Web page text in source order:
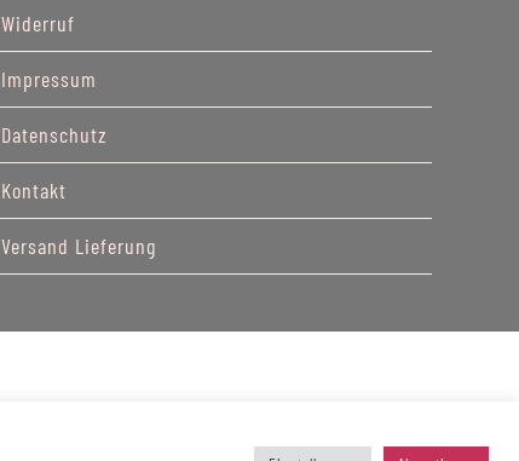
Widerruf
Impressum
Datenschutz
Kontakt
Versand Lieferung